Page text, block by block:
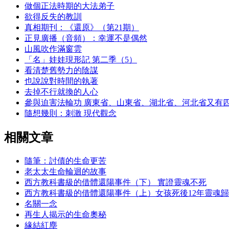
做個正法時期的大法弟子
欲得反失的教訓
真相期刊：《還原》（第21期）
正見廣播（音頻）：幸運不是偶然
山風吹作滿窗雲
「名」娃娃現形記 第二季（5）
看清楚舊勢力的陰謀
也說說對時間的執著
去掉不行就換的人心
參與迫害法輪功 廣東省、山東省、湖北省、河北省又有
隨想幾則：刺激 現代觀念
相關文章
隨筆：討債的生命更苦
老太太生命輪迴的故事
西方教科書級的借體還陽事件（下） 實證靈魂不死
西方教科書級的借體還陽事件（上）女孩死後12年靈魂
名關一念
再生人揭示的生命奧秘
緣結紅塵